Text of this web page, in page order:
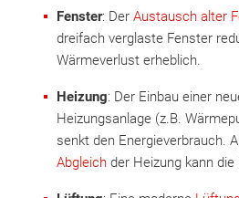
Fenster: Der Austausch alter
dreifach verglaste Fenster
Wärmeverlust erheblich.
Heizung: Der Einbau einer
Heizungsanlage (z.B.
senkt den Energieverbrauch.
Abgleich der Heizung kann